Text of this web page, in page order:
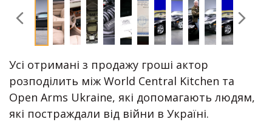
Усі отримані з продажу гроші актор
розподілить між World Central Kitchen та
Open Arms Ukraine, які допомагають людям,
які постраждали від війни в Україні.